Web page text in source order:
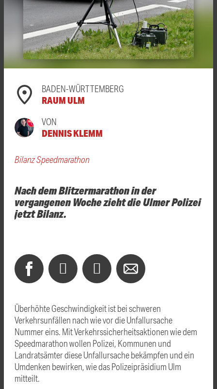
BADEN-WÜRTTEMBERG
RAUM ULM
VON
DENNIS KLEMM
Bilanz Speedmarathon
Nach dem Blitzermarathon in der
vergangenen Woche zieht die Ulmer Polizei
jetzt Bilanz.
Überhöhte Geschwindigkeit ist bei schweren
Verkehrsunfällen nach wie vor die Unfallursache
Nummer eins. Mit Verkehrssicherheitsaktionen wie dem
Speedmarathon wollen Polizei, Kommunen und
Landratsämter diese Unfallursache bekämpfen und ein
Umdenken bewirken, wie das Polizeipräsidium Ulm
mitteilt.